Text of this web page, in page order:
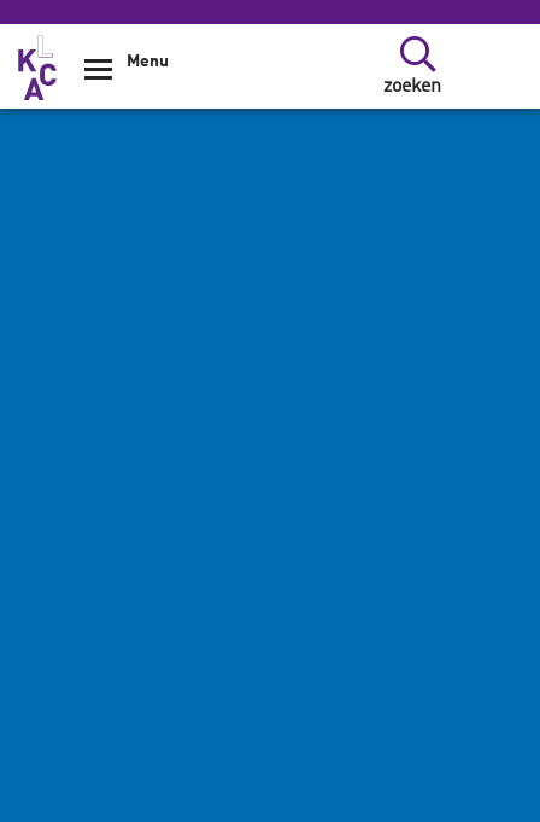
Overslaan en naar de inhoud gaan
zoeken
Menu